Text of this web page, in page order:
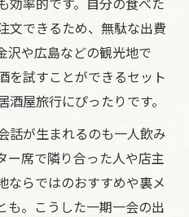
文できるため、無駄な出費
沢や広島などの観光地で
を試すことができるセット
屋旅行にぴったりです。
話が生まれるのも一人飲み
ー席で隣り合った人や店主
ならではのおすすめや裏メ
も。こうした一期一会の出